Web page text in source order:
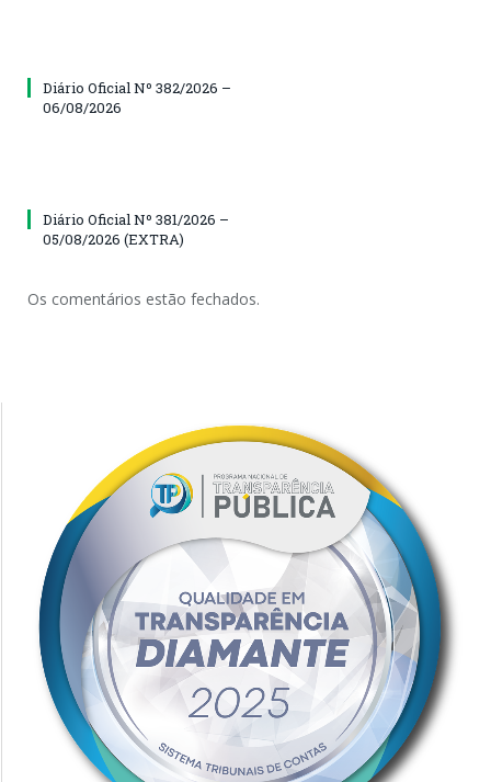
Diário Oficial Nº 382/2026 –
06/08/2026
Diário Oficial Nº 381/2026 –
05/08/2026 (EXTRA)
Os comentários estão fechados.